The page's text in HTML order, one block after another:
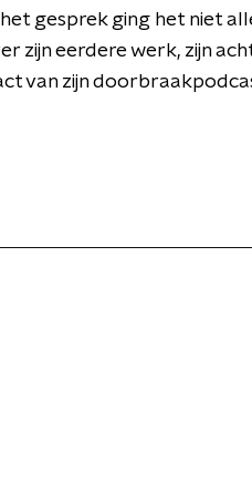
het gesprek ging het niet
zijn eerdere werk, zijn
van zijn